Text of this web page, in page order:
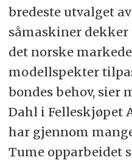
bredeste utvalget
såmaskiner
det norske
modellspekter
bondes behov, sier
Dahl i Felleskjøpet
har gjennom
Tume opparbeidet